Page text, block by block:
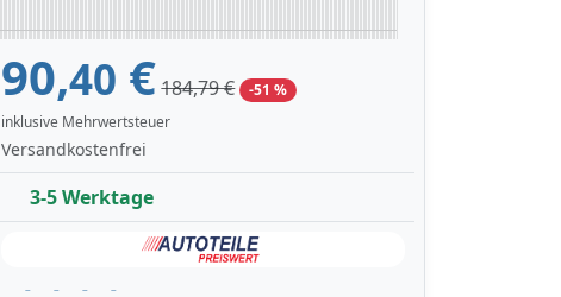
90,40 €184,79 €
-51 %
inklusive Mehrwertsteuer
Versandkostenfrei
3-5 Werktage